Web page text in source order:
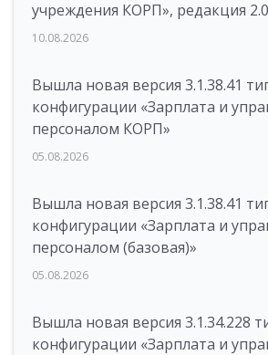
учреждения КОРП», редакция 2.0
10.08.2026
Вышла новая версия 3.1.38.41
конфигурации «Зарплата и
персоналом КОРП»
05.08.2026
Вышла новая версия 3.1.38.41
конфигурации «Зарплата и
персоналом (базовая)»
05.08.2026
Вышла новая версия 3.1.34.228
конфигурации «Зарплата и